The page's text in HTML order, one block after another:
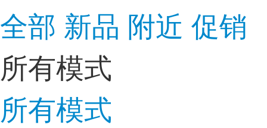
全部 新品 附近 促销
所有模式
所有模式